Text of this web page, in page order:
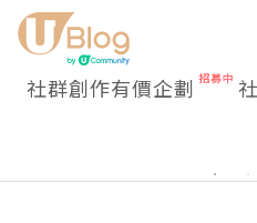
社群創作有價企劃